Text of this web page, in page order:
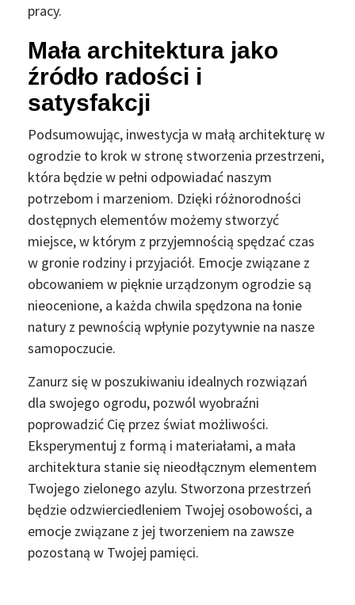
pracy.
Mała architektura jako
źródło radości i
satysfakcji
Podsumowując, inwestycja w małą architekturę w
ogrodzie to krok w stronę stworzenia przestrzeni,
która będzie w pełni odpowiadać naszym
potrzebom i marzeniom. Dzięki różnorodności
dostępnych elementów możemy stworzyć
miejsce, w którym z przyjemnością spędzać czas
w gronie rodziny i przyjaciół. Emocje związane z
obcowaniem w pięknie urządzonym ogrodzie są
nieocenione, a każda chwila spędzona na łonie
natury z pewnością wpłynie pozytywnie na nasze
samopoczucie.
Zanurz się w poszukiwaniu idealnych rozwiązań
dla swojego ogrodu, pozwól wyobraźni
poprowadzić Cię przez świat możliwości.
Eksperymentuj z formą i materiałami, a mała
architektura stanie się nieodłącznym elementem
Twojego zielonego azylu. Stworzona przestrzeń
będzie odzwierciedleniem Twojej osobowości, a
emocje związane z jej tworzeniem na zawsze
pozostaną w Twojej pamięci.